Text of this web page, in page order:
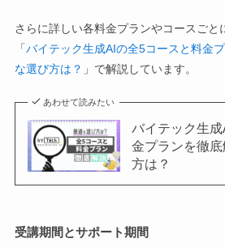
さらに詳しい各料金プランやコースごと
「バイテック生成AIの全5コースと料金
な選び方は？ 」で解説しています。
あわせて読みたい
バイテック生
金プランを徹
方は？
受講期間とサポート期間